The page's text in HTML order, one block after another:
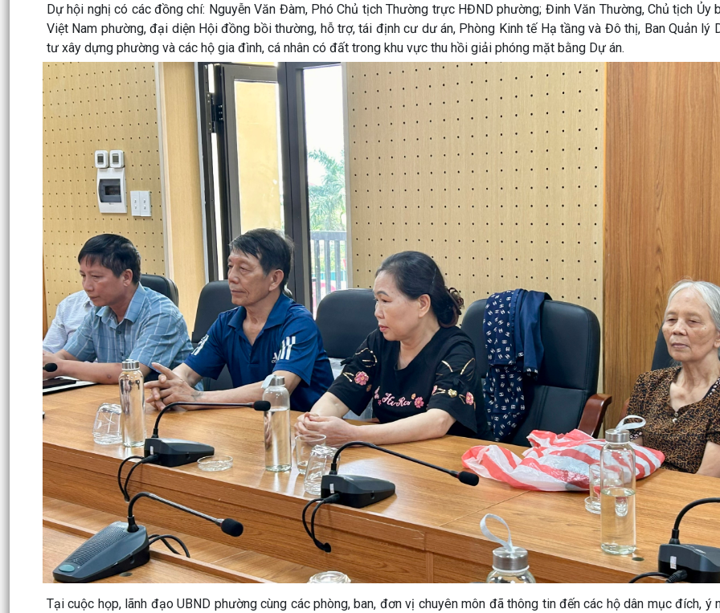
Dự hội nghị có các đồng chí: Nguyễn Văn Đàm, Phó Chủ tịch Thường trực HĐND phường; Đinh Văn Thường, Chủ tịch Ủy
Việt Nam phường, đại diện Hội đồng bồi thường, hỗ trợ, tái định cư dư án, Phòng Kinh tế Hạ tầng và Đô thị, Ban Quản lý
tư xây dựng phường và các hộ gia đình, cá nhân có đất trong khu vực thu hồi giải phóng mặt bằng Dự án.
Tại cuộc họp, lãnh đạo UBND phường cùng các phòng, ban, đơn vị chuyên môn đã thông tin đến các hộ dân mục đích, ý